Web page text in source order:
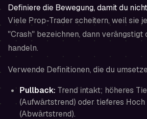
Definiere die Bewegung, damit du
Viele Prop-Trader scheitern, weil sie
"Crash" bezeichnen, dann verängstigt
handeln.
Verwende Definitionen, die du
Pullback: Trend intakt; höheres
(Aufwärtstrend) oder tieferes
(Abwärtstrend).